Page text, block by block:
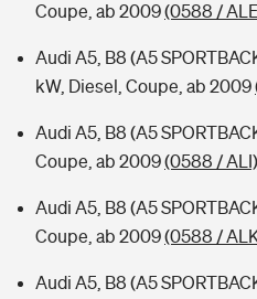
Coupe, ab 2009(0588 /
Audi A5, B8 (A5
kW, Diesel, Coupe, ab 2009
Audi A5, B8 (A5
Coupe, ab 2009(0588 / ALI)
Audi A5, B8 (A5
Coupe, ab 2009(0588 /
Audi A5, B8 (A5